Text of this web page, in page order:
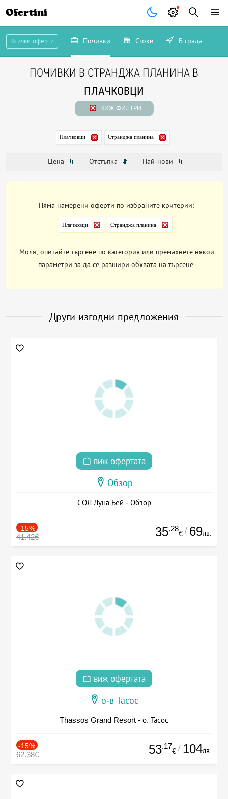
Ofertini
Всички оферти Почивки Стоки В града
ПОЧИВКИ В СТРАНДЖА ПЛАНИНА В
ПЛАЧКОВЦИ
ВИЖ ФИЛТРИ
Плачковци Странджа планина
Цена Отстъпка Най-нови
Няма намерени оферти по избраните критерии:
Плачковци Странджа планина
Моля, опитайте търсене по категория или премахнете някои
параметри за да се разшири обхвата на търсене.
Други изгодни предложения
виж офертата
Обзор
СОЛ Луна Бей - Обзор
-15%
41.42€ 35.28
€ / 69лв.
виж офертата
о-в Тасос
Thassos Grand Resort - о. Тасос
-15%
62.38€ 53.17
€ / 104лв.